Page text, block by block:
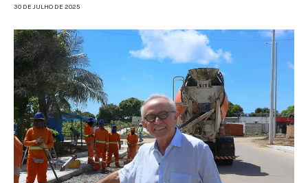
30 DE JULHO DE 2025